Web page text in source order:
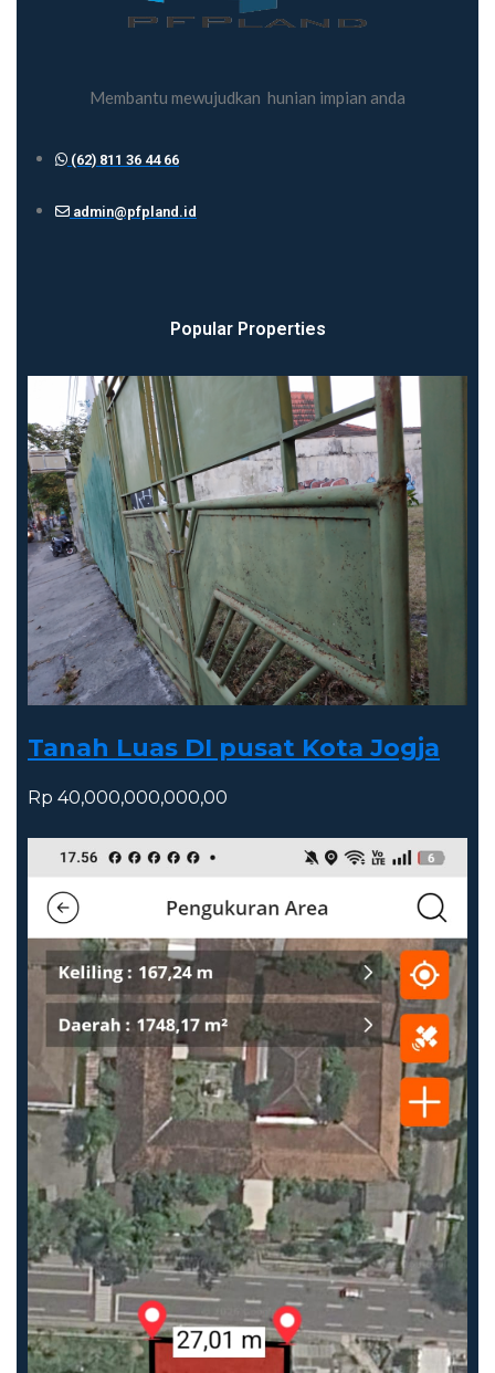
Membantu mewujudkan hunian impian anda
(62) 811 36 44 66
admin@pfpland.id
Popular Properties
Tanah Luas DI pusat Kota Jogja
Rp 40,000,000,000,00